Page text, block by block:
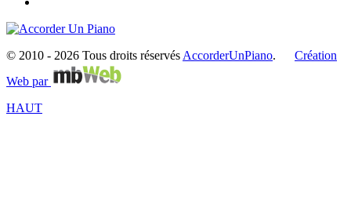
© 2010 - 2026 Tous droits réservés AccorderUnPiano. Création
Web par
HAUT